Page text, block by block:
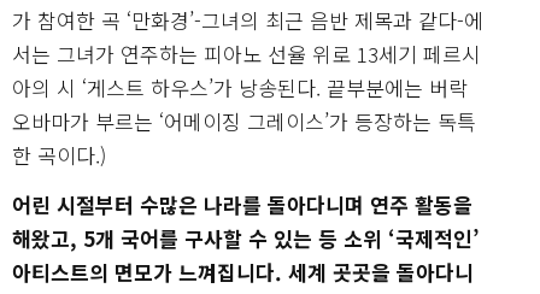
가 참여한 곡 ‘만화경’-그녀의 최근 음반 제목과 같다-에
서는 그녀가 연주하는 피아노 선율 위로 13세기 페르시
아의 시 ‘게스트 하우스’가 낭송된다. 끝부분에는 버락
오바마가 부르는 ‘어메이징 그레이스’가 등장하는 독특
한 곡이다.)
어린 시절부터 수많은 나라를 돌아다니며 연주 활동을
해왔고, 5개 국어를 구사할 수 있는 등 소위 ‘국제적인’
아티스트의 면모가 느껴집니다. 세계 곳곳을 돌아다니